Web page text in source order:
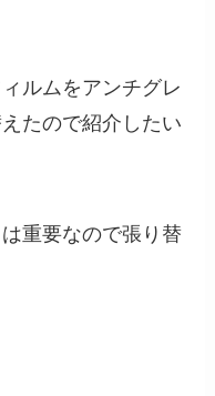
ルムをアンチグレ
たので紹介したい
重要なので張り替